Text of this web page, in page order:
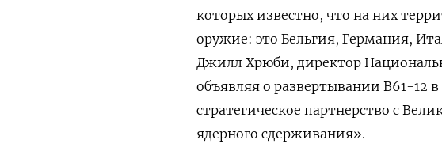
которых известно, что на них
оружие: это Бельгия, Германия,
Джилл Хрюби, директор
объявляя о развертывании B61-12
стратегическое партнерство с
ядерного сдерживания».